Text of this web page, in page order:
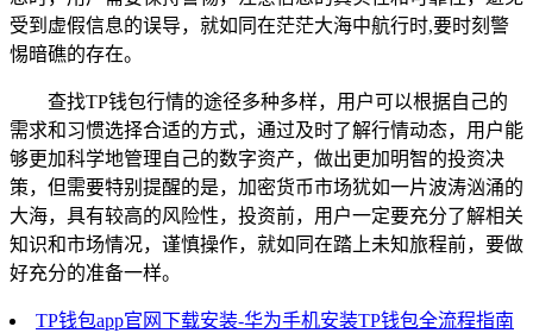
受到虚假信息的误导，就如同在茫茫大海中航行时,要时刻警
惕暗礁的存在。
查找TP钱包行情的途径多种多样，用户可以根据自己的
需求和习惯选择合适的方式，通过及时了解行情动态，用户能
够更加科学地管理自己的数字资产，做出更加明智的投资决
策，但需要特别提醒的是，加密货币市场犹如一片波涛汹涌的
大海，具有较高的风险性，投资前，用户一定要充分了解相关
知识和市场情况，谨慎操作，就如同在踏上未知旅程前，要做
好充分的准备一样。
TP钱包app官网下载安装-华为手机安装TP钱包全流程指南